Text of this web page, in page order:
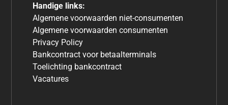
Handige links:
Algemene voorwaarden niet-consumenten
Algemene voorwaarden consumenten
Privacy Policy
Bankcontract voor betaalterminals
Toelichting bankcontract
Vacatures